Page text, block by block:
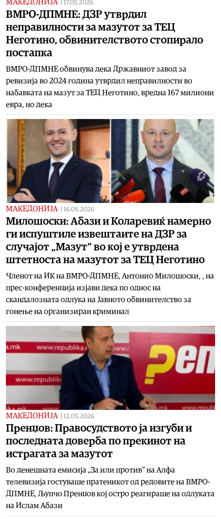
МАКЕДОНИЈА 17.05.2026
ВМРО-ДПМНЕ: ДЗР утврдил
неправилности за мазутот за ТЕЦ
Неготино, обвинителството стопирало
постапка
ВМРО-ДПМНЕ обвинува дека Државниот завод за
ревизија во 2024 година утврдил неправилности во
набавката на мазут за ТЕЦ Неготино, вредна 167 милиони
евра, но дека
МАКЕДОНИЈА 16.05.2026
Милошоски: Абази и Коларевиќ намерно
ги испуштиле извештаите на ДЗР за
случајот „Мазут“ во кој е утврдена
штетноста на мазутот за ТЕЦ Неготино
Членот на ИК на ВМРО-ДПМНЕ, Антонио Милошоски, , на
прес-конференција изјави дека по однос на
скандалозната одлука на Јавното обвинителство за
гонење на организиран криминал
МАКЕДОНИЈА 12.05.2026
Пренџов: Правосудството ја изгуби и
последната доверба по прекинот на
истрагата за мазутот
Во денешната емисија „За или против“ на Алфа
телевизија гостуваше пратеникот од редовите на ВМРО-
ДПМНЕ, Љупчо Пренџов кој остро реагираше на одлуката
на Ислам Абази